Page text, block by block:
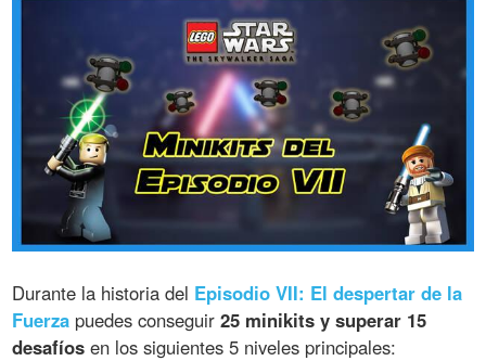
Durante la historia del Episodio VII: El despertar de la
Fuerza puedes conseguir25 minikits y superar 15
desafíos en los siguientes 5 niveles principales: